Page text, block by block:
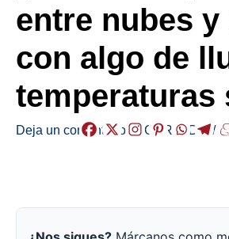
entre nubes y
con algo de
temperaturas
Deja un comentario /EGURALDIA/